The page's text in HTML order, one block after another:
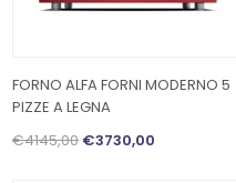
FORNO ALFA FORNI MODERNO 5
PIZZE A LEGNA
€4145,00 €3730,00